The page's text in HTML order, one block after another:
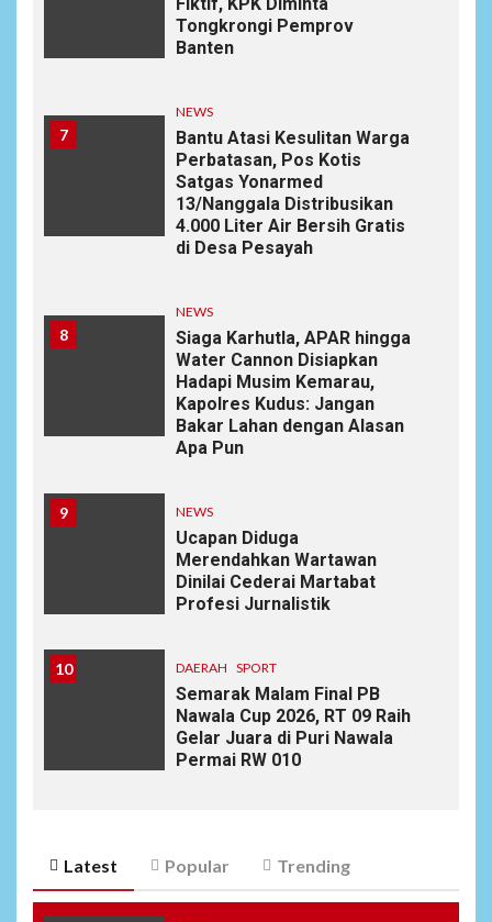
Tongkrongi Pemprov
Banten
7
NEWS
Bantu Atasi Kesulitan Warga
Perbatasan, Pos Kotis
Satgas Yonarmed
13/Nanggala Distribusikan
4.000 Liter Air Bersih Gratis
di Desa Pesayah
8
NEWS
Siaga Karhutla, APAR hingga
Water Cannon Disiapkan
Hadapi Musim Kemarau,
Kapolres Kudus: Jangan
Bakar Lahan dengan Alasan
Apa Pun
9 NEWS
Ucapan Diduga
Merendahkan Wartawan
Dinilai Cederai Martabat
Profesi Jurnalistik
10 DAERAH SPORT
Semarak Malam Final PB
Nawala Cup 2026, RT 09 Raih
Gelar Juara di Puri Nawala
Permai RW 010
Latest Popular Trending